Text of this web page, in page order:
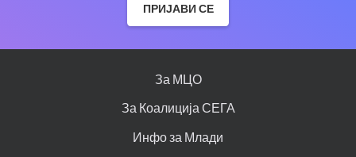
ПРИЈАВИ СЕ
За МЦО
За Коалиција СЕГА
Инфо за Млади